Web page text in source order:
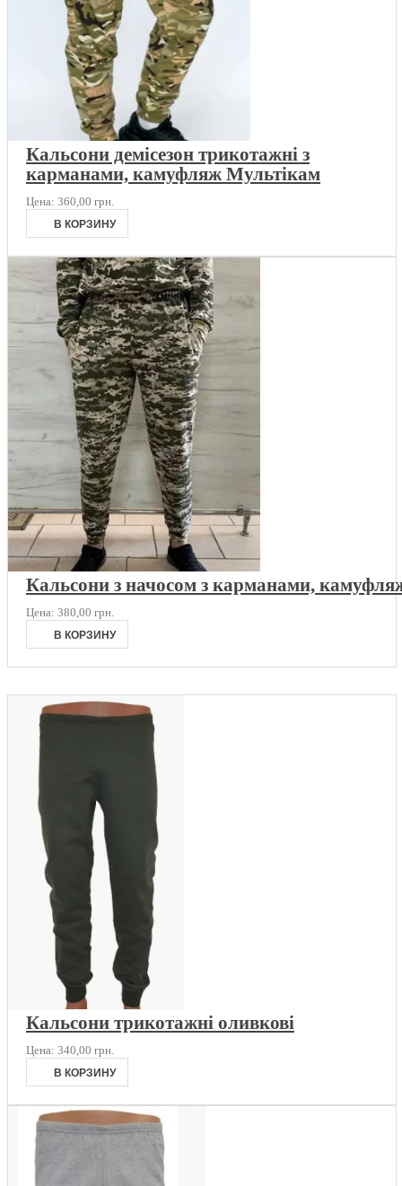
Кальсони демісезон трикотажні з
карманами, камуфляж Мультікам
Цена: 360,00 грн.
Кальсони з начосом з карманами,
Цена: 380,00 грн.
Кальсони трикотажні оливкові
Цена: 340,00 грн.